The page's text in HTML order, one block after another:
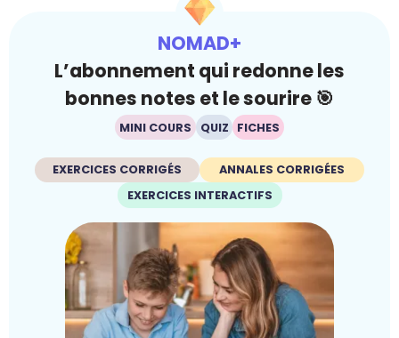
NOMAD+
L’abonnement qui redonne les
bonnes notes et le sourire 🎯
MINI COURS QUIZ FICHES
EXERCICES CORRIGÉS
ANNALES CORRIGÉES
EXERCICES INTERACTIFS